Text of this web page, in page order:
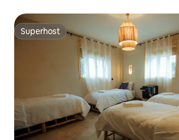
Superhost
Superhost